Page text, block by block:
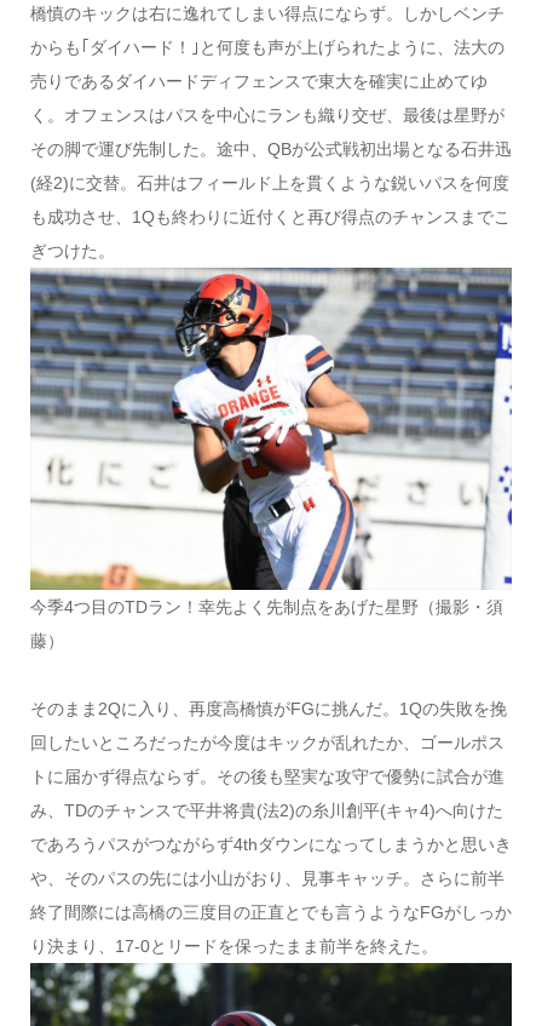
橋慎のキックは右に逸れてしまい得点にならず。しかしベンチ
からも｢ダイハード！｣と何度も声が上げられたように、法大の
売りであるダイハードディフェンスで東大を確実に止めてゆ
く。オフェンスはパスを中心にランも織り交ぜ、最後は星野が
その脚で運び先制した。途中、QBが公式戦初出場となる石井迅
(経2)に交替。石井はフィールド上を貫くような鋭いパスを何度
も成功させ、1Qも終わりに近付くと再び得点のチャンスまでこ
ぎつけた。
今季4つ目のTDラン！幸先よく先制点をあげた星野（撮影・須
藤）
そのまま2Qに入り、再度高橋慎がFGに挑んだ。1Qの失敗を挽
回したいところだったが今度はキックが乱れたか、ゴールポス
トに届かず得点ならず。その後も堅実な攻守で優勢に試合が進
み、TDのチャンスで平井将貴(法2)の糸川創平(キャ4)へ向けた
であろうパスがつながらず4thダウンになってしまうかと思いき
や、そのパスの先には小山がおり、見事キャッチ。さらに前半
終了間際には高橋の三度目の正直とでも言うようなFGがしっか
り決まり、17-0とリードを保ったまま前半を終えた。